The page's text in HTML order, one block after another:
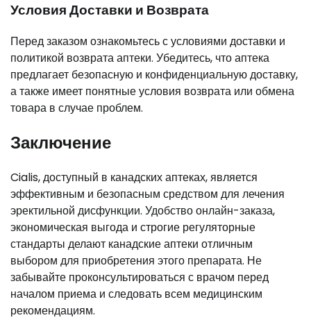
Условия Доставки и Возврата
Перед заказом ознакомьтесь с условиями доставки и
политикой возврата аптеки. Убедитесь, что аптека
предлагает безопасную и конфиденциальную доставку,
а также имеет понятные условия возврата или обмена
товара в случае проблем.
Заключение
Cialis, доступный в канадских аптеках, является
эффективным и безопасным средством для лечения
эректильной дисфункции. Удобство онлайн-заказа,
экономическая выгода и строгие регуляторные
стандарты делают канадские аптеки отличным
выбором для приобретения этого препарата. Не
забывайте проконсультироваться с врачом перед
началом приема и следовать всем медицинским
рекомендациям.